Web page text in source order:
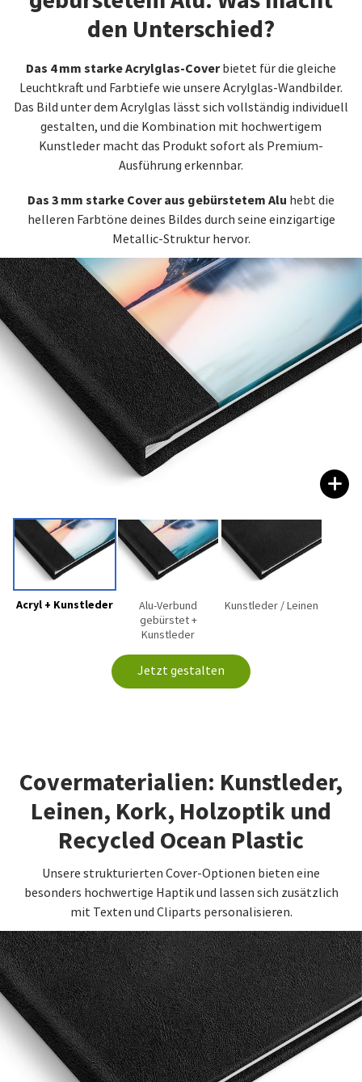
den Unterschied?
Das 4 mm starke Acrylglas-Coverbietet für die gleiche
Leuchtkraft und Farbtiefe wie unsere Acrylglas-Wandbilder.
Das Bild unter dem Acrylglas lässt sich vollständig individuell
gestalten, und die Kombination mit hochwertigem
Kunstleder macht das Produkt sofort als Premium-
Ausführung erkennbar.
Das 3 mm starke Cover aus gebürstetem Alu hebt die
helleren Farbtöne deines Bildes durch seine einzigartige
Metallic-Struktur hervor.
Acryl + Kunstleder
Alu-Verbund
gebürstet +
Kunstleder
Kunstleder / Leinen
Jetzt gestalten
Covermaterialien: Kunstleder,
Leinen, Kork, Holzoptik und
Recycled Ocean Plastic
Unsere strukturierten Cover-Optionen bieten eine
besonders hochwertige Haptik und lassen sich zusätzlich
mit Texten und Cliparts personalisieren.